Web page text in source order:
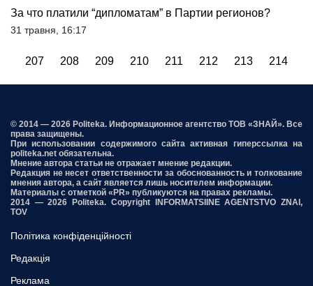
За что платили “дипломатам” в Партии регионов?
31 травня, 16:17
207 208 209 210 211 212 213 214
© 2014 — 2026 Politeka. Информационное агентство ТОВ «ЗНАЙ». Все
права защищены.
При использовании содержимого сайта активная гиперссылка на
politeka.net обязательна.
Мнение автора статьи не отражает мнение редакции.
Редакция не несет ответственности за обоснованность и толкование
мнения автора, а сайт является лишь носителем информации.
Материалы с отметкой «PR» публикуются на правах рекламы.
2014 — 2026 Politeka. Copyright INFORMATSIINE AGENTSTVO ZNAI,
TOV
Політика конфіденційності
Редакція
Реклама